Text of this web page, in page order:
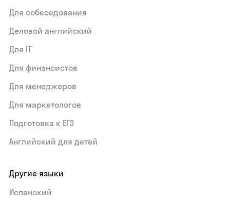
Для собеседования
Деловой английский
Для IT
Для финансистов
Для менеджеров
Для маркетологов
Подготовка к ЕГЭ
Английский для детей
Другие языки
Испанский